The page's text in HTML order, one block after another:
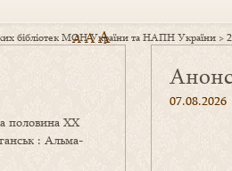
бібліотек МОН України та НАПН України >
A AA
половина ХХ
: Альма-
07.08.2026